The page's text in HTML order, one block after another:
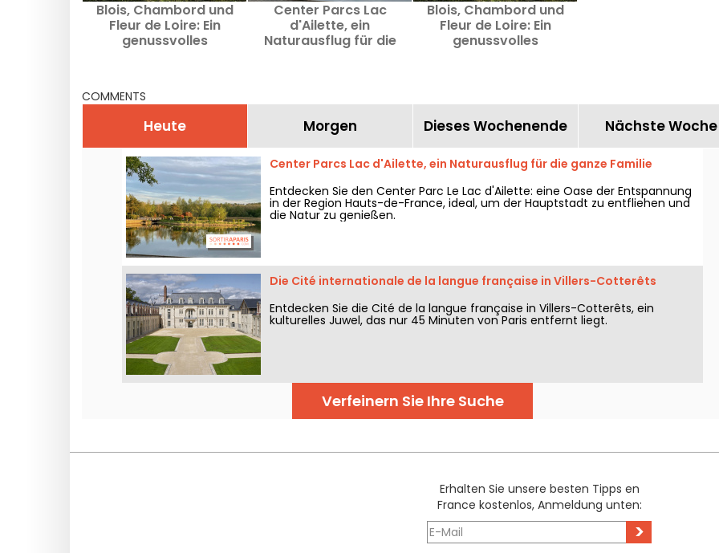
Blois, Chambord und
Fleur de Loire: Ein
genussvolles
Center Parcs Lac
d'Ailette, ein
Naturausflug für die
Blois, Chambord und
Fleur de Loire: Ein
genussvolles
COMMENTS
Heute Morgen Dieses Wochenende Nächste Woche
Center Parcs Lac d'Ailette, ein Naturausflug für die ganze Familie
Entdecken Sie den Center Parc Le Lac d'Ailette: eine Oase der Entspannung
in der Region Hauts-de-France, ideal, um der Hauptstadt zu entfliehen und
die Natur zu genießen.
Die Cité internationale de la langue française in Villers-Cotterêts
Entdecken Sie die Cité de la langue française in Villers-Cotterêts, ein
kulturelles Juwel, das nur 45 Minuten von Paris entfernt liegt.
Verfeinern Sie Ihre Suche
Erhalten Sie unsere besten Tipps en
France kostenlos, Anmeldung unten:
>